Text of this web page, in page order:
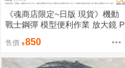
《魂商店限定~日版 現貨》機動
戰士鋼彈 模型便利作業 放大鏡 P
一）（全新未拆封）
售價 850